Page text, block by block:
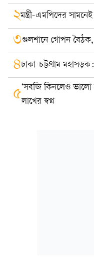
২মন্ত্রী-এমপিদের
৩গুলশানে গোপন বৈঠক,
৪ঢাকা-চট্টগ্রাম
৫‘সবজি কিনলেও ভালো
লাখের স্বপ্ন